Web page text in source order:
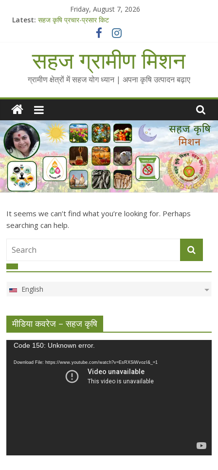
Friday, August 7, 2026
Latest: सहज कृषि प्रचार-प्रसार किट
Standee Designs @ 2025 for Sahaj Krishi Promotions
Chalo Gaon Ki Or Abhiyaan - 2025-26
Collected Talks on Vibrated Water
सहज ग्रामीण मिशन
ग्रामीण क्षेत्रों में सहज योग ध्यान | अपना कृषि उत्पादन बढ़ाए
It seems we can’t find what you’re looking for. Perhaps
searching can help.
English
मीडिया कवरेज – सहज कृषि
Video
Code 150: Unknown error.
Download File: https://www.youtube.com/watch?v=EsRXSiWvozI&_=1